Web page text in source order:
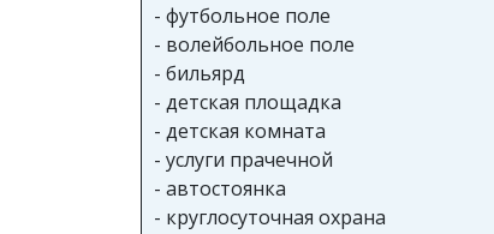
- футбольное поле
- волейбольное поле
- бильярд
- детская площадка
- детская комната
- услуги прачечной
- автостоянка
- круглосуточная охрана